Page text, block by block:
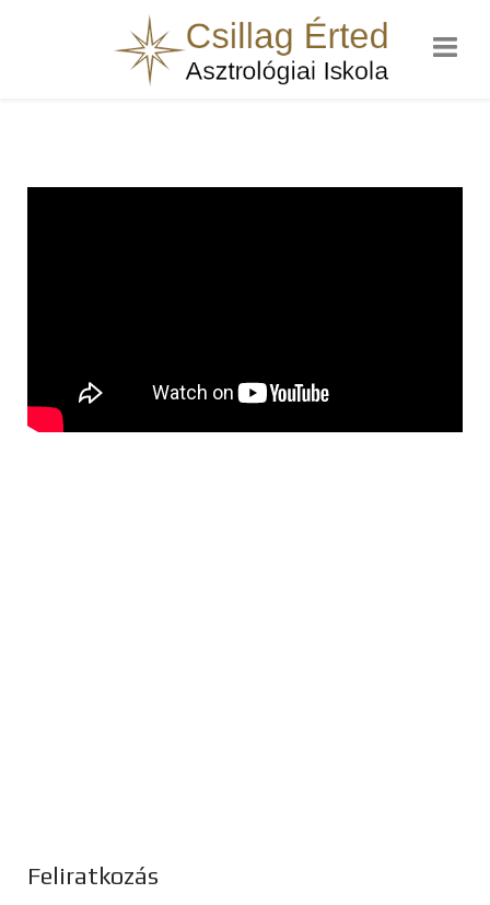
Feliratkozás